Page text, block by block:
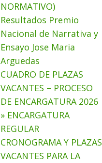
NORMATIVO)
Resultados Premio
Nacional de Narrativa y
Ensayo Jose Maria
Arguedas
CUADRO DE PLAZAS
VACANTES – PROCESO
DE ENCARGATURA 2026
» ENCARGATURA
REGULAR
CRONOGRAMA Y PLAZAS
VACANTES PARA LA